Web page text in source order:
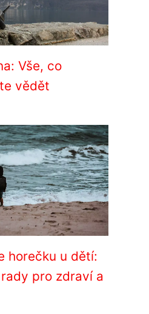
Vše, co
vědět
horečku u dětí:
pro zdraví a